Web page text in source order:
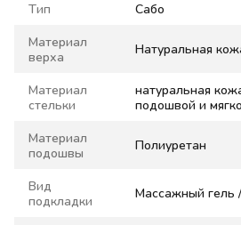
Тип Сабо
Материал
верха
Натуральная
Материал
стельки
натуральная
подошвой и
Материал
подошвы
Полиуретан
Вид
подкладки
Массажный гель